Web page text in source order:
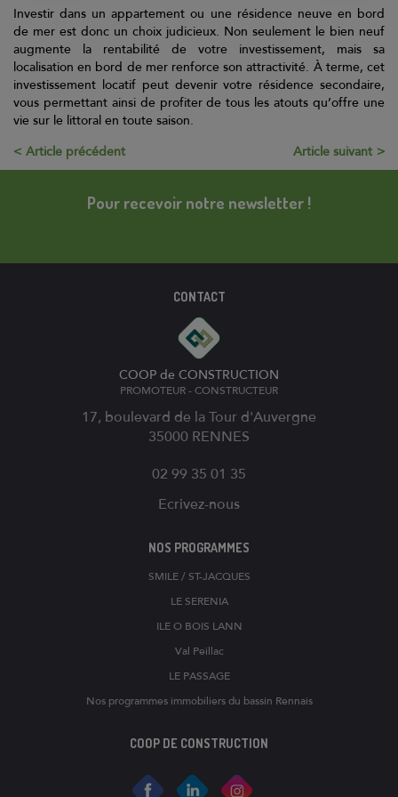
Investir dans un appartement ou une résidence neuve en bord
de mer est donc un choix judicieux. Non seulement le bien neuf
augmente la rentabilité de votre investissement, mais sa
localisation en bord de mer renforce son attractivité. À terme, cet
investissement locatif peut devenir votre résidence secondaire,
vous permettant ainsi de profiter de tous les atouts qu’offre une
vie sur le littoral en toute saison.
Article précédent Article suivant
Pour recevoir notre newsletter !
CONTACT
COOP de CONSTRUCTION
PROMOTEUR - CONSTRUCTEUR
17, boulevard de la Tour d'Auvergne
35000 RENNES
02 99 35 01 35
Ecrivez-nous
NOS PROGRAMMES
SMILE / ST-JACQUES
LE SERENIA
ILE O BOIS LANN
Val Peillac
LE PASSAGE
Nos programmes immobiliers du bassin Rennais
COOP DE CONSTRUCTION